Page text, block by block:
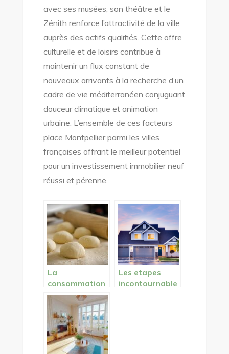
avec ses musées, son théâtre et le
Zénith renforce l’attractivité de la ville
auprès des actifs qualifiés. Cette offre
culturelle et de loisirs contribue à
maintenir un flux constant de
nouveaux arrivants à la recherche d’un
cadre de vie méditerranéen conjuguant
douceur climatique et animation
urbaine. L’ensemble de ces facteurs
place Montpellier parmi les villes
françaises offrant le meilleur potentiel
pour un investissement immobilier neuf
réussi et pérenne.
La
consommation
des pizzas, une
forte notoriété
sur le marché
alimentaire
Les etapes
incontournable